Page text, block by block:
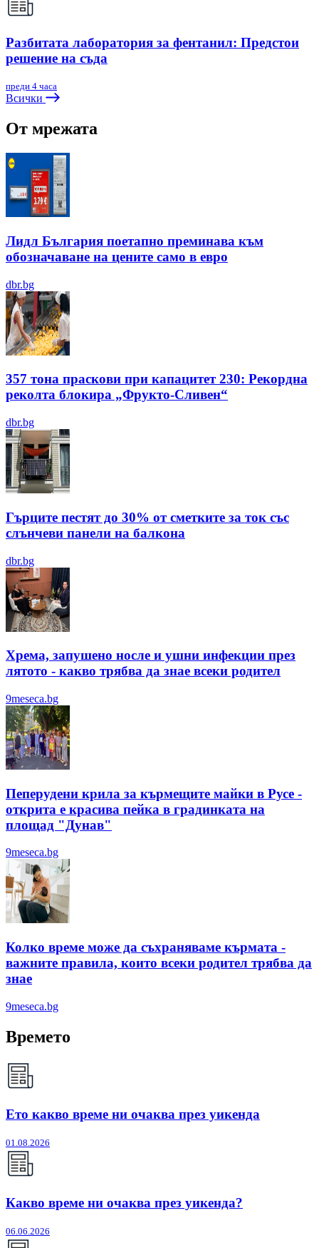
Разбитата лаборатория за фентанил: Предстои
решение на съда
преди 4 часа
Всички
От мрежата
Лидл България поетапно преминава към
обозначаване на цените само в евро
dbr.bg
357 тона праскови при капацитет 230: Рекордна
реколта блокира „Фрукто-Сливен“
dbr.bg
Гърците пестят до 30% от сметките за ток със
слънчеви панели на балкона
dbr.bg
Хрема, запушено носле и ушни инфекции през
лятотo - какво трябва да знае всеки родител
9meseca.bg
Пеперудени крила за кърмещите майки в Русе -
открита е красива пейка в градинката на
площад "Дунав"
9meseca.bg
Колко време може да съхраняваме кърмата -
важните правила, които всеки родител трябва да
знае
9meseca.bg
Времето
Ето какво време ни очаква през уикенда
01.08.2026
Какво време ни очаква през уикенда?
06.06.2026